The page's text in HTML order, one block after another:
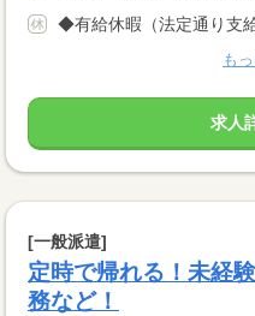
◆有給休暇（法定通り支
も
求人
[一般派遣]
定時で帰れる！未経
務など！